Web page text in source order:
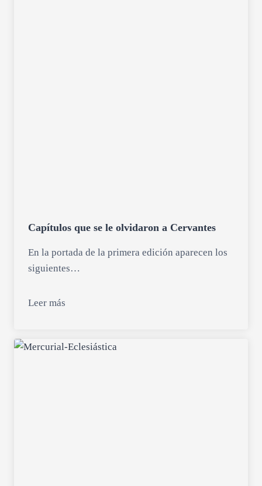
Capítulos que se le olvidaron a Cervantes
En la portada de la primera edición aparecen los
siguientes…
Leer más